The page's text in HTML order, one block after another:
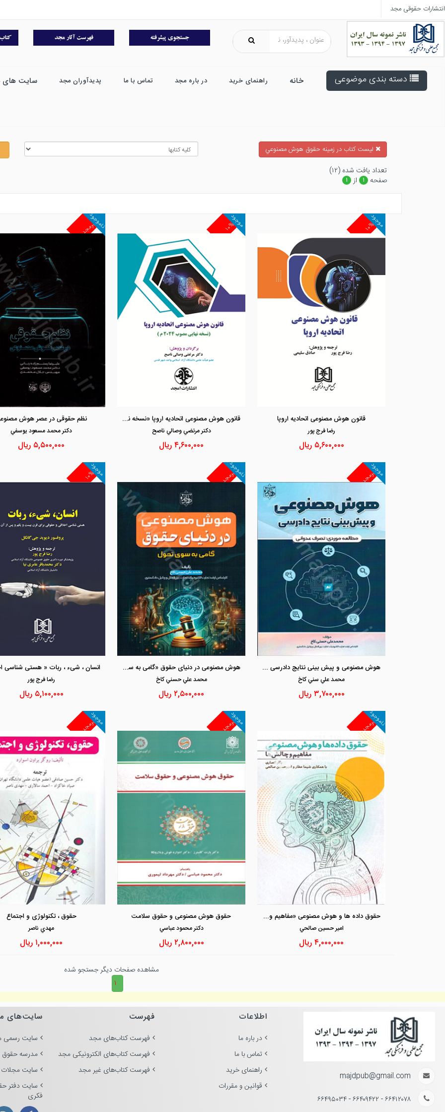
انتشارات حقوقی مجد
دسته بندی موضوعی خانه راهنمای خرید در باره مجد تماس با ما پدیدآوران مجد سایت های
ليست كتاب در زمينه حقوق هوش مصنوعي
تعداد يافت شده (۱۲)
صفحه
۱ از ۱
۱۰%
موجود
قانون هوش مصنوعی اتحادیه اروپا
رضا فرج پور
۵,۶۰۰,۰۰۰ ریال
۱۰%
موجود
مشاهده و خرید
قانون هوش مصنوعی اتحادیه اروپا «نسخه نهایی مصوب 2024 م »
دكتر مرتضي وصالي ناصح
۴,۶۰۰,۰۰۰ریال
غیرمجد
ناموجود
نظم حقوقی در عصر هوش
دكتر محمد مسعود يوسفي
۵,۵۰۰,۰۰۰ ریال
غیرمجد
موجود
مشاهده و خرید
هوش مصنوعی و پیش بینی نتایج دادرسی «مطالعه موردی :تصرف عدوانی»
محمد علي سني كاخ
۳,۷۰۰,۰۰۰ریال
غیرمجد
ناموجود
هوش مصنوعی در دنیای حقوق «گامی به سوی تحول »
محمد علي حسني كاخ
۲,۵۰۰,۰۰۰ریال
۱۰%
موجود
رضا فرج پور
۵,۱۰۰,۰۰۰ ریال
غیرمجد
ناموجود
حقوق داده ها و هوش مصنوعی «مفاهیم و چالش ها »
امير حسين صالحي
۴,۰۰۰,۰۰۰ریال
غیرمجد
موجود
مشاهده و خرید
حقوق هوش مصنوعی و حقوق سلامت
دكتر محمود عباسي
۲,۸۰۰,۰۰۰ریال
غیرمجد
موجود
حقوق ، تکنولوژی و اجتماع
مهدي ناصر
۱,۰۰۰,۰۰۰ ریال
مشاهده صفحات دیگر جستجو شده
۱
majdpub@gmail.com
۶۶۴۱۲۰۷۸ - ۶۶۴۰۹۴۲۲ - ۶۶۴۹۵۰۳۴
اطلاعات
در باره ما
تماس با ما
راهنمای خرید
قوانین و مقررات
فهرست
فهرست کتاب‌های مجد
فهرست کتاب‌های الکترونیکی مجد
فهرست کتاب‌های غیر مجد
سایت‌های
سایت رسمی
مدرسه
سایت
سایت دفتر
فکری